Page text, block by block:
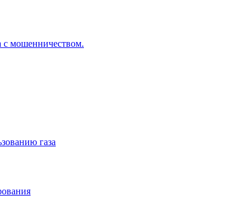
с мошенничеством.
газа